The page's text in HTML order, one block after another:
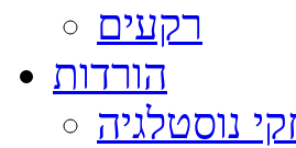
רקעים
הורדות
נוסטלגיה